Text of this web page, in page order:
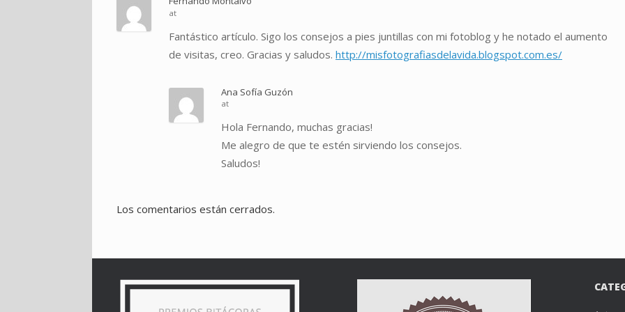
at
Fantástico artículo. Sigo los consejos a pies juntillas con mi fotoblog y he notado el aumento
de visitas, creo. Gracias y saludos. http://misfotografiasdelavida.blogspot.com.es/
Ana Sofía Guzón
at
Hola Fernando, muchas gracias!
Me alegro de que te estén sirviendo los consejos.
Saludos!
Los comentarios están cerrados.